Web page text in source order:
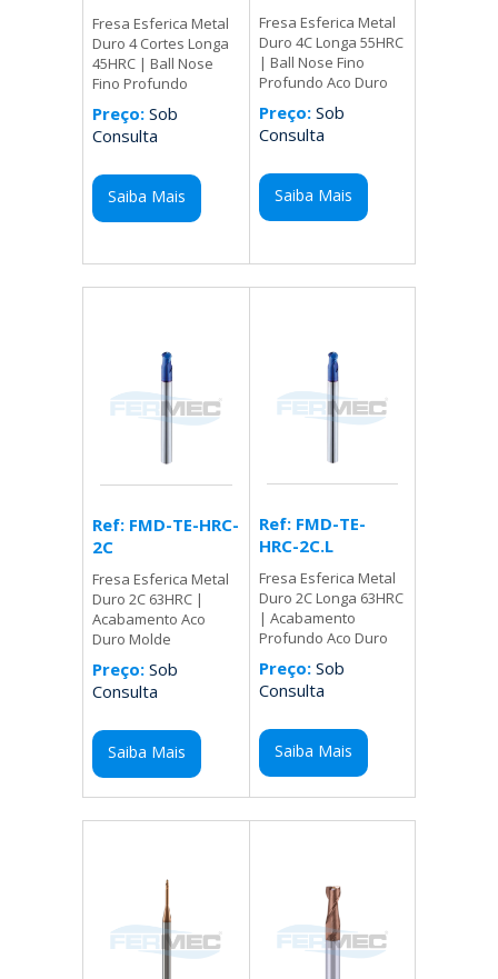
Fresa Esferica Metal
Duro 4 Cortes Longa
45HRC | Ball Nose
Fino Profundo
Preço: Sob
Consulta
Saiba Mais
Fresa Esferica Metal
Duro 4C Longa 55HRC
| Ball Nose Fino
Profundo Aco Duro
Preço:Sob
Consulta
Saiba Mais
Ref: FMD-TE-HRC-
2C
Fresa Esferica Metal
Duro 2C 63HRC |
Acabamento Aco
Duro Molde
Preço: Sob
Consulta
Saiba Mais
Ref: FMD-TE-
HRC-2C.L
Fresa Esferica Metal
Duro 2C Longa 63HRC
| Acabamento
Profundo Aco Duro
Preço:Sob
Consulta
Saiba Mais